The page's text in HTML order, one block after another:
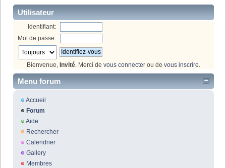
Utilisateur
Identifiant:
Mot de passe:
Bienvenue, Invité. Merci de vous connecter ou de vous inscrire.
Menu forum
Accueil
Forum
Aide
Rechercher
Calendrier
Gallery
Membres